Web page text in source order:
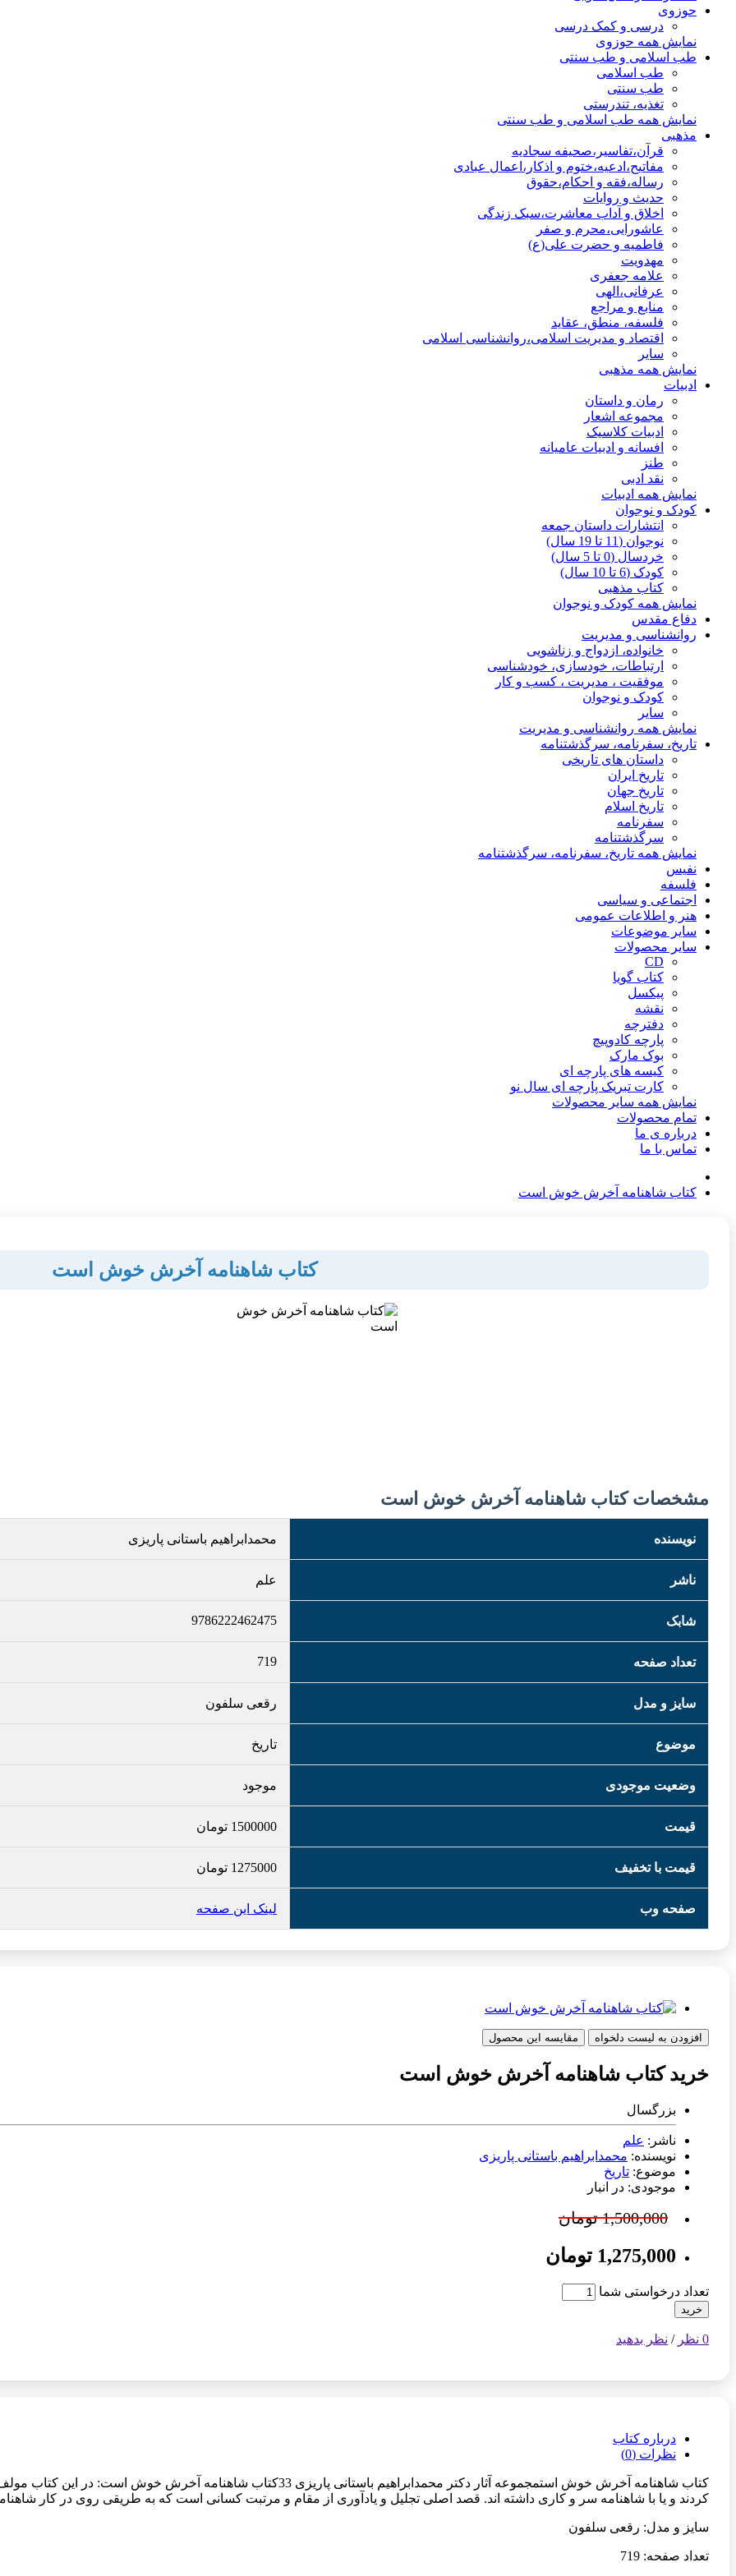
حوزوی
درسی و کمک درسی
نمایش همه حوزوی
طب اسلامی و طب سنتی
طب اسلامی
طب سنتی
تغذیه، تندرستی
نمایش همه طب اسلامی و طب سنتی
مذهبی
قرآن،تفاسیر،صحیفه سجادیه
مفاتیح،ادعیه،ختوم و اذکار،اعمال عبادی
رساله،فقه و احکام،حقوق
حدیث و روایات
اخلاق و آداب معاشرت،سبک زندگی
عاشورایی،محرم و صفر
فاطمیه و حضرت علی(ع)
مهدویت
علامه جعفری
عرفانی،الهی
منابع و مراجع
فلسفه، منطق، عقاید
اقتصاد و مدیریت اسلامی،روانشناسی اسلامی
سایر
نمایش همه مذهبی
ادبیات
رمان و داستان
مجموعه اشعار
ادبیات کلاسیک
افسانه و ادبیات عامیانه
طنز
نقد ادبی
نمایش همه ادبیات
کودک و نوجوان
انتشارات داستان جمعه
نوجوان (11 تا 19 سال)
خردسال (0 تا 5 سال)
کودک (6 تا 10 سال)
کتاب مذهبی
نمایش همه کودک و نوجوان
دفاع مقدس
روانشناسی و مدیریت
خانواده، ازدواج و زناشویی
ارتباطات، خودسازی، خودشناسی
موفقیت ، مدیریت ، کسب و کار
کودک و نوجوان
سایر
نمایش همه روانشناسی و مدیریت
تاریخ، سفرنامه، سرگذشتنامه
داستان های تاریخی
تاریخ ایران
تاریخ جهان
تاریخ اسلام
سفرنامه
سرگذشتنامه
نمایش همه تاریخ، سفرنامه، سرگذشتنامه
نفیس
فلسفه
اجتماعی و سیاسی
هنر و اطلاعات عمومی
سایر موضوعات
سایر محصولات
CD
کتاب گویا
پیکسل
نقشه
دفترچه
پارچه کادوپیچ
بوک مارک
کیسه های پارچه ای
کارت تبریک پارچه ای سال نو
نمایش همه سایر محصولات
تمام محصولات
درباره ی ما
تماس با ما
کتاب شاهنامه آخرش خوش است
کتاب شاهنامه آخرش خوش است
مشخصات کتاب شاهنامه آخرش خوش است
نویسنده محمدابراهیم باستانی پاریزی
ناشر علم
شابک 9786222462475
تعداد صفحه 719
سایز و مدل رقعی سلفون
موضوع تاریخ
وضعیت موجودی موجود
قیمت 1500000 تومان
قیمت با تخفیف 1275000 تومان
صفحه وب لینک این صفحه
افزودن به لیست دلخواه مقایسه این محصول
خرید کتاب شاهنامه آخرش خوش است
بزرگسال
ناشر: علم
نویسنده: محمدابراهیم باستانی پاریزی
موضوع: تاریخ
موجودی: در انبار
1,500,000 تومان
1,275,000 تومان
تعداد درخواستی شما
خرید
0 نظر / نظر بدهید
درباره کتاب
نظرات (0)
کتاب شاهنامه آخرش خوش استمجموعه آثار دکتر محمدابراهیم باستانی پاریزی
کردند و یا با شاهنامه سر و کاری داشته اند. قصد اصلی تجلیل و یادآوری از مقام و مرتبت کسانی است که به طریقی روی در کار
سایز و مدل: رقعی سلفون
تعداد صفحه: 719